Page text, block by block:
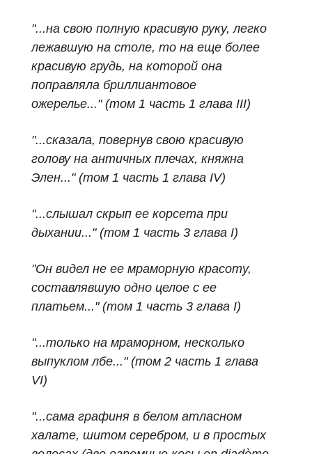
"...на свою полную красивую руку, легко
лежавшую на столе, то на еще более
красивую грудь, на которой она
поправляла бриллиантовое
ожерелье..." (том 1 часть 1 глава III)
"...сказала, повернув свою красивую
голову на античных плечах, княжна
Элен..." (том 1 часть 1 глава IV)
"...слышал скрып ее корсета при
дыхании..." (том 1 часть 3 глава I)
"Он видел не ее мраморную красоту,
составлявшую одно целое с ее
платьем..." (том 1 часть 3 глава I)
"...только на мраморном, несколько
выпуклом лбе..." (том 2 часть 1 глава
VI)
"...сама графиня в белом атласном
халате, шитом серебром, и в простых